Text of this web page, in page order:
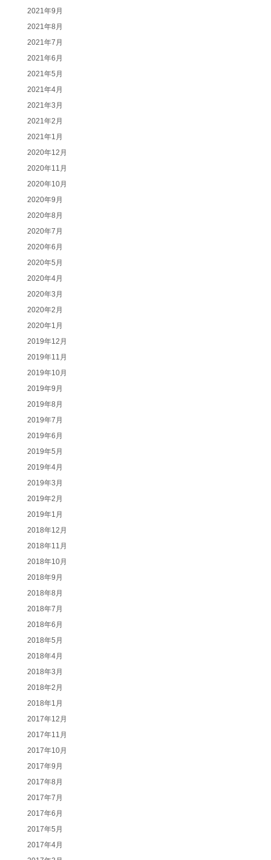
2021年9月
2021年8月
2021年7月
2021年6月
2021年5月
2021年4月
2021年3月
2021年2月
2021年1月
2020年12月
2020年11月
2020年10月
2020年9月
2020年8月
2020年7月
2020年6月
2020年5月
2020年4月
2020年3月
2020年2月
2020年1月
2019年12月
2019年11月
2019年10月
2019年9月
2019年8月
2019年7月
2019年6月
2019年5月
2019年4月
2019年3月
2019年2月
2019年1月
2018年12月
2018年11月
2018年10月
2018年9月
2018年8月
2018年7月
2018年6月
2018年5月
2018年4月
2018年3月
2018年2月
2018年1月
2017年12月
2017年11月
2017年10月
2017年9月
2017年8月
2017年7月
2017年6月
2017年5月
2017年4月